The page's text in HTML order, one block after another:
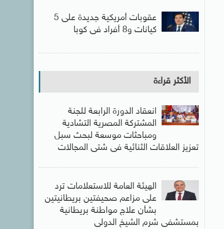
عقوبات أمريكية جديدة على 5
كيانات و8 أفراد فى كوبا
الأكثر قراءة
انعقاد الدورة الرابعة للجنة
المشتركة المصرية التشادية
ومباحثات موسعة لبحث سبل
تعزيز العلاقات الثنائية فى شتى المجالات
الهيئة العامة للاستعلامات ترد
على مزاعم صحيفتين بريطانيتين
بشأن علاج مواطنة بريطانية
بمستشفى شرم الشيخ الدولى